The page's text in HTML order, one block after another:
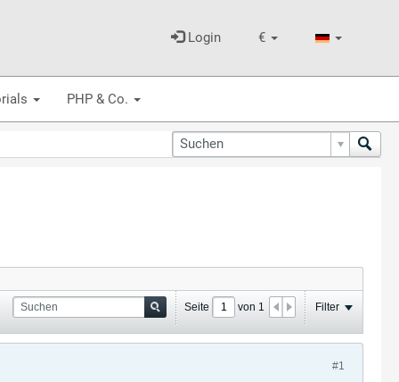
€
Login
PHP & Co.
Seite von 1 Filter
#1